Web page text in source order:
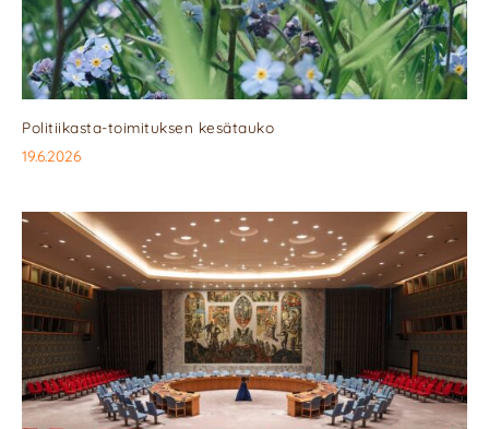
Politiikasta-toimituksen kesätauko
19.6.2026